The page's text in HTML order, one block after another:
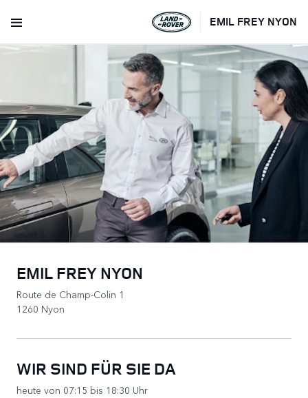
EMIL FREY NYON
EMIL FREY NYON
Route de Champ-Colin 1
1260 Nyon
WIR SIND FÜR SIE DA
heute von 07:15 bis 18:30 Uhr